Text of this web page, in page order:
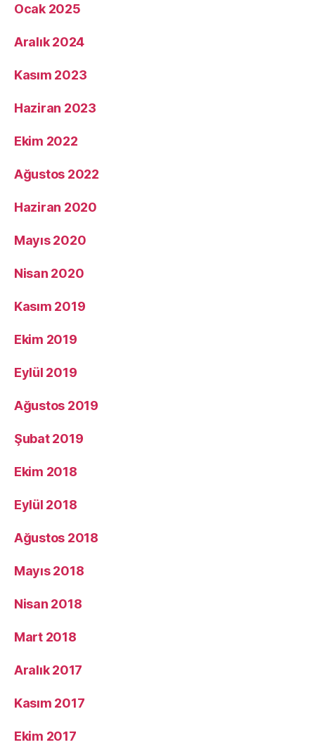
Ocak 2025
Aralık 2024
Kasım 2023
Haziran 2023
Ekim 2022
Ağustos 2022
Haziran 2020
Mayıs 2020
Nisan 2020
Kasım 2019
Ekim 2019
Eylül 2019
Ağustos 2019
Şubat 2019
Ekim 2018
Eylül 2018
Ağustos 2018
Mayıs 2018
Nisan 2018
Mart 2018
Aralık 2017
Kasım 2017
Ekim 2017